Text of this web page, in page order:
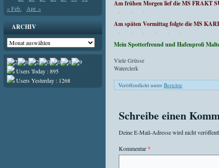
« Feb.
Apr. »
ARCHIV
Archiv
Users Today : 895
Users Yesterday : 1268
Am frühen Morgen lief die MS FRAKT
Am späten Vormittag folgte die MS
Mein Spotterfreund und Hafenprofi
Viele Grüsse
Waterclerk
Veröffentlicht unter Berichte
Schreibe einen
Deine E-Mail-Adresse wird nicht
Kommentar*